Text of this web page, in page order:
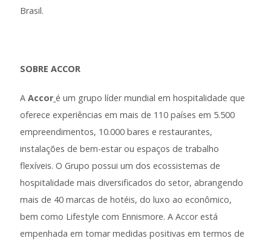
Brasil.
SOBRE ACCOR
AAccor é um grupo líder mundial em hospitalidade que
oferece experiências em mais de 110 países em 5.500
empreendimentos, 10.000 bares e restaurantes,
instalações de bem-estar ou espaços de trabalho
flexíveis. O Grupo possui um dos ecossistemas de
hospitalidade mais diversificados do setor, abrangendo
mais de 40 marcas de hotéis, do luxo ao econômico,
bem como Lifestyle com Ennismore. A Accor está
empenhada em tomar medidas positivas em termos de